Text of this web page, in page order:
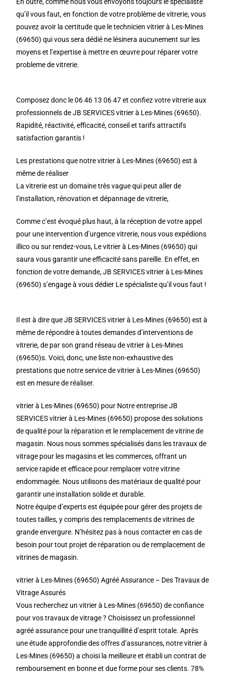
qu’il vous faut, en fonction de votre problème de vitrerie, vous
pouvez avoir la certitude que le technicien vitrier à Les-Mines
(69650) qui vous sera dédié ne lésinera aucunement sur les
moyens et l’expertise à mettre en œuvre pour réparer votre
probleme de vitrerie.
Composez donc le 06 46 13 06 47 et confiez votre vitrerie aux
professionnels de JB SERVICES vitrier à Les-Mines (69650).
Rapidité, réactivité, efficacité, conseil et tarifs attractifs
satisfaction garantis !
Les prestations que notre vitrier à Les-Mines (69650) est à
même de réaliser
La vitrerie est un domaine très vague qui peut aller de
l’installation, rénovation et dépannage de vitrerie,
Comme c’est évoqué plus haut, à la réception de votre appel
pour une intervention d’urgence vitrerie, nous vous expédions
illico ou sur rendez-vous, Le vitrier à Les-Mines (69650) qui
saura vous garantir une efficacité sans pareille. En effet, en
fonction de votre demande, JB SERVICES vitrier à Les-Mines
(69650) s’engage à vous dédier Le spécialiste qu’il vous faut !
Il est à dire que JB SERVICES vitrier à Les-Mines (69650) est à
même de répondre à toutes demandes d’interventions de
vitrerie, de par son grand réseau de vitrier à Les-Mines
(69650)s. Voici, donc, une liste non-exhaustive des
prestations que notre service de vitrier à Les-Mines (69650)
est en mesure de réaliser.
vitrier à Les-Mines (69650) pour Notre entreprise JB
SERVICES vitrier à Les-Mines (69650) propose des solutions
de qualité pour la réparation et le remplacement de vitrine de
magasin. Nous nous sommes spécialisés dans les travaux de
vitrage pour les magasins et les commerces, offrant un
service rapide et efficace pour remplacer votre vitrine
endommagée. Nous utilisons des matériaux de qualité pour
garantir une installation solide et durable.
Notre équipe d’experts est équipée pour gérer des projets de
toutes tailles, y compris des remplacements de vitrines de
grande envergure. N’hésitez pas à nous contacter en cas de
besoin pour tout projet de réparation ou de remplacement de
vitrines de magasin.
vitrier à Les-Mines (69650) Agréé Assurance – Des Travaux de
Vitrage Assurés
Vous recherchez un vitrier à Les-Mines (69650) de confiance
pour vos travaux de vitrage ? Choisissez un professionnel
agréé assurance pour une tranquillité d’esprit totale. Après
une étude approfondie des offres d’assurances, notre vitrier à
Les-Mines (69650) a choisi la meilleure et établi un contrat de
remboursement en bonne et due forme pour ses clients. 78%